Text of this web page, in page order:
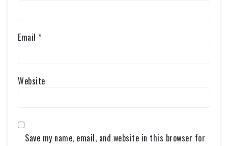
Email *
Website
Save my name, email, and website in this browser for